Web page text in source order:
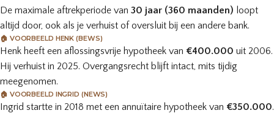
De maximale aftrekperiode van 30 jaar (360 maanden) loopt
altijd door, ook als je verhuist of oversluit bij een andere bank.
🏠 VOORBEELD HENK (BEWS)
Henk heeft een aflossingsvrije hypotheek van €400.000 uit 2006.
Hij verhuist in 2025. Overgangsrecht blijft intact, mits tijdig
meegenomen.
🏠 VOORBEELD INGRID (NEWS)
Ingrid startte in 2018 met een annuïtaire hypotheek van €350.000.